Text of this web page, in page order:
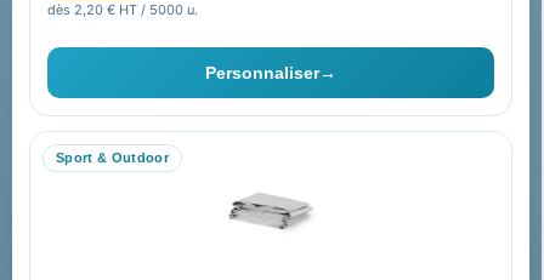
dès 2,20 € HT / 5000 u.
Personnaliser→
Sport & Outdoor
Ils nous ont fait confiance
Livraison
Nous contacter